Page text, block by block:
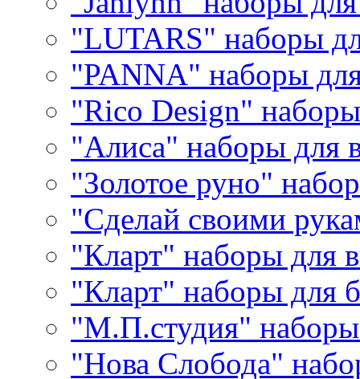
"LUTARS" наборы
"PANNA" наборы
"Rico Design"
"Алиса" наборы для
"Золотое руно"
"Сделай своими
"Кларт" наборы для
"Кларт" наборы для
"М.П.студия"
"Нова Слобода"